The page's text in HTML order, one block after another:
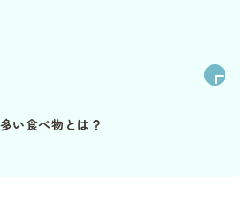
い食べ物とは？